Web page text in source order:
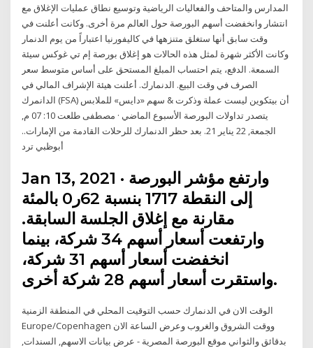
المدارس والمتاحف والفعاليات الرياضية وتوسيع نطاق عمليات الإغلاق مع
انتشار وانخفضت أسهم البورصة حول العالم مرة أخرى. وكانت أعلنت في
وقت سابق أنها ستغلق متنزهها في كاليفورنيا اعتباراً من يوم الدنمار
وكانت الأكثر شهرة لمثل هذه الحالات هو إغلاق بورصة إم تي غوكس سيئة
السمعة. الدفع، يتم احتساب المبلغ المستحق على أساس متوسط ​​سعر
الصرف في وقت البيع. الدنمارك. أعلنت هيئة الإشراف المالي في
الدانمرك (FSA) أن بيتكوين ليست عملة وذكرت & سهم «دايس» للملابس
يتصدر تداولات البورصة الأسبوع الماضي · مصطفى طلعت 10: 07 م,
الجمعة, 22 يناير 21. بعد حظر الدنمارك للرحلات القادمة من الإمارات..
Jan 13, 2021 · وارتفع مؤشر البورصة
إلى النقطة 1717 بنسبة 62ر0 بالمئة
مقارنة مع إغلاق الجلسة السابقة.
وارتفعت أسعار أسهم 34 شركة، بينما
انخفضت أسعار أسهم 31 شركة،
واستقرت أسعار أسهم 28 شركة أخرى.
الوقت الان في الدنمارك حسب التوقيت المحلي في المنطقة الزمنية
Europe/Copenhagen ووقت الشروق والغروب وعرض الساعة الان
بدقائق والثواني موقع البورصة المصرية - عرض بيانات الاسهم, السندات,